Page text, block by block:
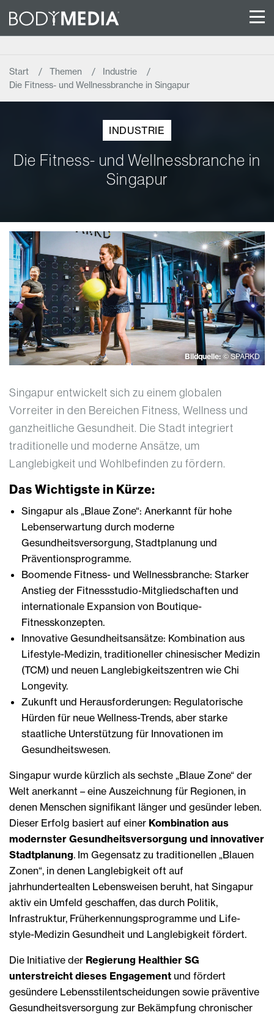
Start Themen
Industrie
Die Fitness- und Wellnessbranche in Singapur
INDUSTRIE
Die Fitness- und Wellnessbranche in
Singapur
Bildquelle: © SPARKD
Singapur entwickelt sich zu einem globalen
Vorreiter in den Bereichen Fitness, Wellness und
ganzheitliche Gesundheit. Die Stadt integriert
traditionelle und moderne Ansätze, um
Langlebigkeit und Wohlbefinden zu fördern.
Das Wichtigste in Kürze:
Singapur als „Blaue Zone“: Anerkannt für hohe
Lebenserwartung durch moderne
Gesundheitsversorgung, Stadtplanung und
Präventionsprogramme.
Boomende Fitness- und Wellnessbranche: Starker
Anstieg der Fitnessstudio-Mitgliedschaften und
internationale Expansion von Boutique-
Fitnesskonzepten.
Innovative Gesundheitsansätze: Kombination aus
Lifestyle-Medizin, traditioneller chinesischer Medizin
(TCM) und neuen Langlebigkeitszentren wie Chi
Longevity.
Zukunft und Herausforderungen: Regulatorische
Hürden für neue Wellness-Trends, aber starke
staatliche Unterstützung für Innovationen im
Gesundheitswesen.
Singapur wurde kürzlich als sechste „Blaue Zone“ der
Welt anerkannt – eine Auszeichnung für Regionen, in
denen Menschen signifikant länger und gesünder leben.
Dieser Erfolg basiert auf einer Kombination aus
modernster Gesundheitsversorgung und innovativer
Stadtplanung. Im Gegensatz zu traditionellen „Blauen
Zonen“, in denen Langlebigkeit oft auf
jahrhundertealten Lebensweisen beruht, hat Singapur
aktiv ein Umfeld geschaffen, das durch Politik,
Infrastruktur, Früherkennungsprogramme und Life-
style-Medizin Gesundheit und Langlebigkeit fördert.
Die Initiative der Regierung Healthier SG
unterstreicht dieses Engagement und fördert
gesündere Lebensstilentscheidungen sowie präventive
Gesundheitsversorgung zur Bekämpfung chronischer